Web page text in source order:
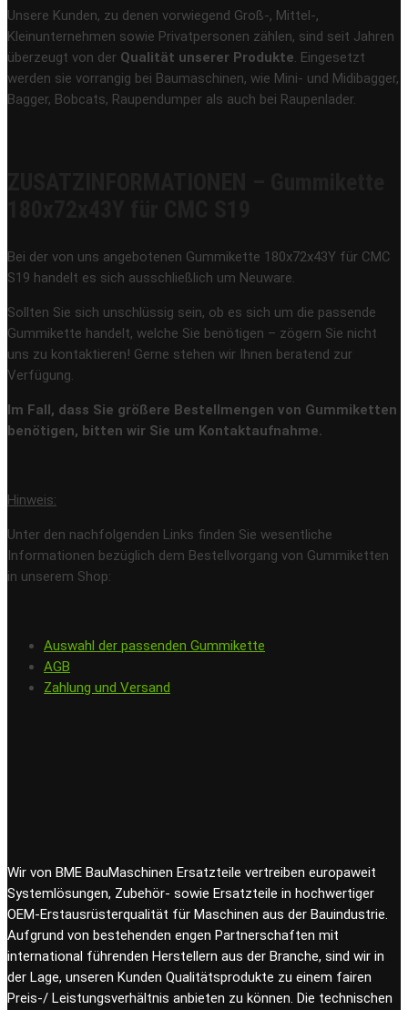
Unsere Kunden, zu denen vorwiegend Groß-, Mittel-,
Kleinunternehmen sowie Privatpersonen zählen, sind seit Jahren
überzeugt von der Qualität unserer Produkte. Eingesetzt
werden sie vorrangig bei Baumaschinen, wie Mini- und Midibagger,
Bagger, Bobcats, Raupendumper als auch bei Raupenlader.
Bei der von uns angebotenen Gummikette 180x72x43Y für CMC
S19 handelt es sich ausschließlich um Neuware.
Sollten Sie sich unschlüssig sein, ob es sich um die passende
Gummikette handelt, welche Sie benötigen – zögern Sie nicht
uns zu kontaktieren! Gerne stehen wir Ihnen beratend zur
Verfügung.
Im Fall, dass Sie größere Bestellmengen von Gummiketten
benötigen, bitten wir Sie um Kontaktaufnahme.
Hinweis:
Unter den nachfolgenden Links finden Sie wesentliche
Informationen bezüglich dem Bestellvorgang von Gummiketten
in unserem Shop:
Auswahl der passenden Gummikette
AGB
Zahlung und Versand
Wir von BME BauMaschinen Ersatzteile vertreiben europaweit
Systemlösungen, Zubehör- sowie Ersatzteile in hochwertiger
OEM-Erstausrüsterqualität für Maschinen aus der Bauindustrie.
Aufgrund von bestehenden engen Partnerschaften mit
international führenden Herstellern aus der Branche, sind wir in
der Lage, unseren Kunden Qualitätsprodukte zu einem fairen
Preis-/ Leistungsverhältnis anbieten zu können. Die technischen